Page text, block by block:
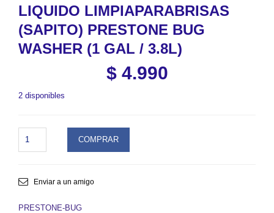
LIQUIDO LIMPIAPARABRISAS
(SAPITO) PRESTONE BUG
WASHER (1 GAL / 3.8L)
$4.990
2 disponibles
LIMPIAPARABRISAS
BUG
(1
COMPRAR
Enviar a un amigo
PRESTONE-BUG